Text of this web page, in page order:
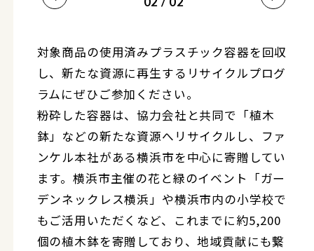
対象商品の使用済みプラスチック容器を回収
し、新たな資源に再生するリサイクルプログ
ラムにぜひご参加ください。
粉砕した容器は、協力会社と共同で「植木
鉢」などの新たな資源へリサイクルし、ファ
ンケル本社がある横浜市を中心に寄贈してい
ます。横浜市主催の花と緑のイベント「ガー
デンネックレス横浜」や横浜市内の小学校で
もご活用いただくなど、これまでに約5,200
個の植木鉢を寄贈しており、地域貢献にも繋